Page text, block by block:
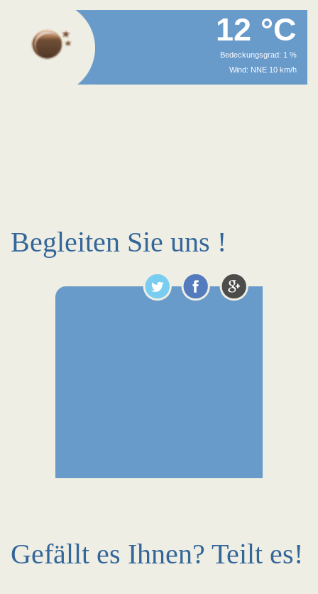
12 °C
Bedeckungsgrad: 1 %
Wind: NNE 10 km/h
Begleiten Sie uns !
Gefällt es Ihnen? Teilt es!